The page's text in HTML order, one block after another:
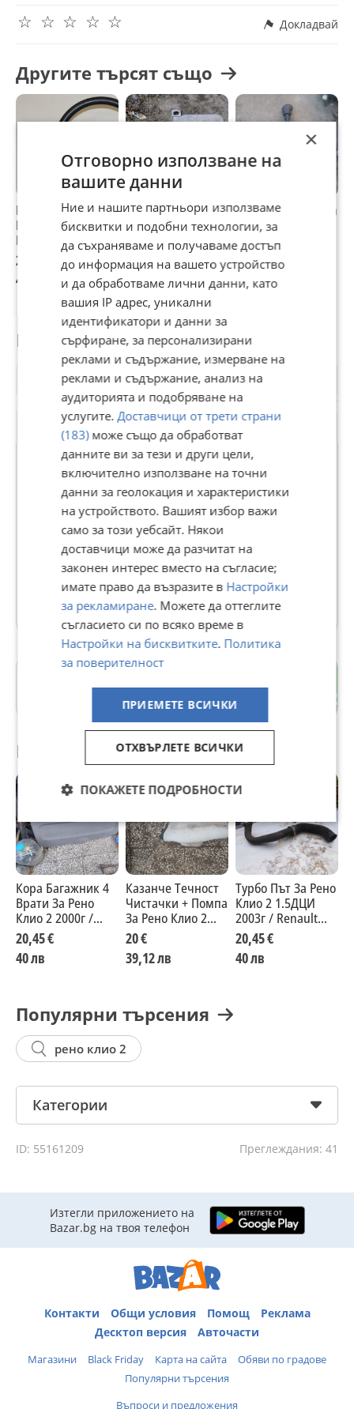
☆
☆
☆
☆
☆ Докладвай
Другите търсят също
Волан Renault Clio
I (1990-1998г.)
Рено Клио
20,45 €
40 лв
АйрБаг Централа
За Рено Клио 2
2003г / Renault
Clio 2 2003y
20,45 €
40 лв
Скоростен Лост За
Рено Клио 2 2003г
/ Renault Clio 2
2003y
20,45 €
40 лв
Потребител
ПромоТрейд ЕООД
В Bazar.BG от 30 януари 2014г.
Последно активен вчера в 10:09 ч.
Телефон(и): 0888017117
1406 Обяви
Препоръчани за теб
Кора Багажник 4
Врати За Рено
Клио 2 2000г /
Renault Clio 2
2000y
20,45 €
40 лв
Казанче Течност
Чистачки + Помпа
За Рено Клио 2
2003г / Renault
Clio 2 2003y
20 €
39,12 лв
Турбо Път За Рено
Клио 2 1.5ДЦИ
2003г / Renault
Clio 2 1.5dci 2003y
20,45 €
40 лв
Популярни търсения
рено клио 2
Категории
ID: 55161209 Преглеждания: 41
Изтегли приложението на
Bazar.bg на твоя телефон
Контакти Общи условия Помощ
Реклама
Десктоп версия
Авточасти
Магазини Black Friday Карта на сайта
Обяви по градове
Популярни търсения
Въпроси и предложения
×
Отговорно използване на
вашите данни
Ние и нашите партньори използваме
бисквитки и подобни технологии, за
да съхраняваме и получаваме достъп
до информация на вашето устройство
и да обработваме лични данни, като
вашия IP адрес, уникални
идентификатори и данни за
сърфиране, за персонализирани
реклами и съдържание, измерване на
реклами и съдържание, анализ на
аудиторията и подобряване на
услугите. Доставчици от трети страни
(183)може също да обработват
данните ви за тези и други цели,
включително използване на точни
данни за геолокация и характеристики
на устройството. Вашият избор важи
само за този уебсайт. Някои
доставчици може да разчитат на
законен интерес вместо на съгласие;
имате право да възразите в Настройки
за рекламиране. Можете да оттеглите
съгласието си по всяко време в
Настройки на бисквитките. Политика
за поверителност
ПРИЕМЕТЕ ВСИЧКИ
ОТХВЪРЛЕТЕ ВСИЧКИ
ПОКАЖЕТЕ ПОДРОБНОСТИ